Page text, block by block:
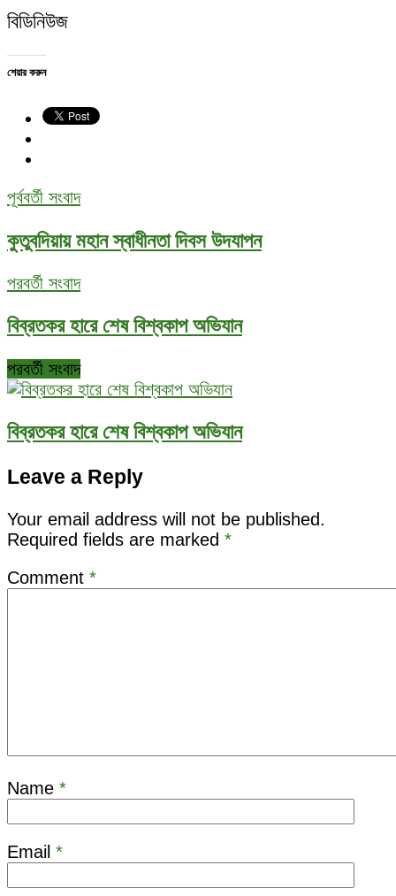
বিডিনিউজ
শেয়ার করুন
পূর্ববর্তী সংবাদ
কুতুবদিয়ায় মহান স্বাধীনতা দিবস উদযাপন
পরবর্তী সংবাদ
বিব্রতকর হারে শেষ বিশ্বকাপ অভিযান
পরবর্তী সংবাদ
বিব্রতকর হারে শেষ বিশ্বকাপ অভিযান
Leave a Reply
Your email address will not be published.
Required fields are marked *
Comment *
Name *
Email *